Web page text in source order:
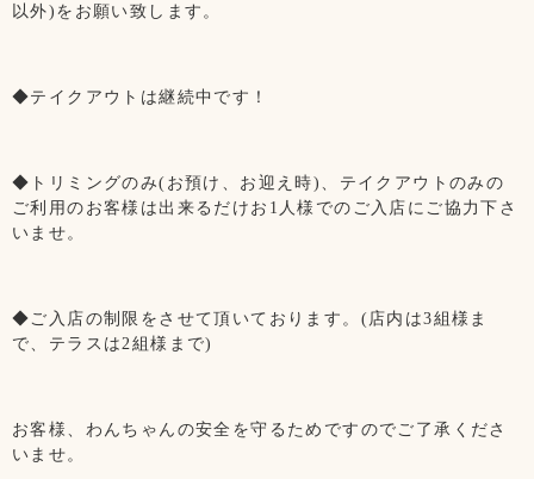
以外)をお願い致します。
◆テイクアウトは継続中です！
◆トリミングのみ(お預け、お迎え時)、テイクアウトのみの
ご利用のお客様は出来るだけお1人様でのご入店にご協力下さ
いませ。
◆ご入店の制限をさせて頂いております。(店内は3組様ま
で、テラスは2組様まで)
お客様、わんちゃんの安全を守るためですのでご了承くださ
いませ。